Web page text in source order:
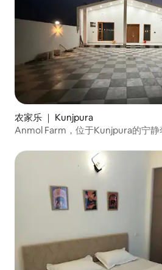
农家乐 ｜ Kunjpura
Anmol Farm，位于Kunjpura的宁静